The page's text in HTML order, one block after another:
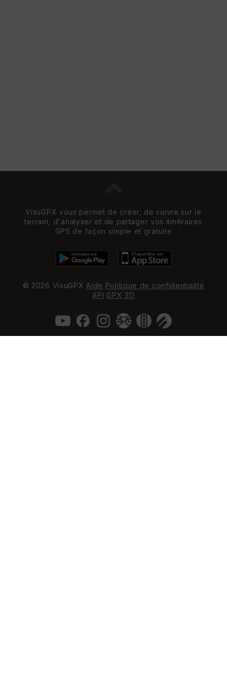
VisuGPX vous permet de créer, de suivre sur le
terrain, d'analyser et de partager vos itinéraires
GPS de façon simple et gratuite
© 2026 VisuGPX Aide Politique de confidentialité
API GPX 3D